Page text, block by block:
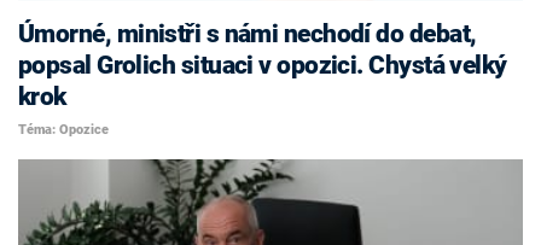
Úmorné, ministři s námi nechodí do debat,
popsal Grolich situaci v opozici. Chystá velký
krok
Téma: Opozice